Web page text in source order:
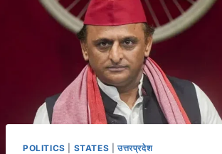
POLITICS STATES उत्तरप्रदेश